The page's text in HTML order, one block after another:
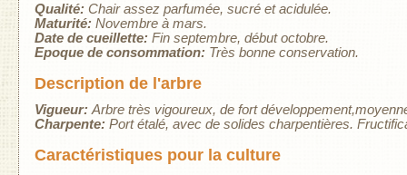
Qualité: Chair assez parfumée, sucré et acidulée.
Maturité: Novembre à mars.
Date de cueillette: Fin septembre, début octobre.
Epoque de consommation: Très bonne conservation.
Description de l'arbre
Vigueur: Arbre très vigoureux, de fort
Charpente: Port étalé, avec de solides charpentières.
Caractéristiques pour la culture